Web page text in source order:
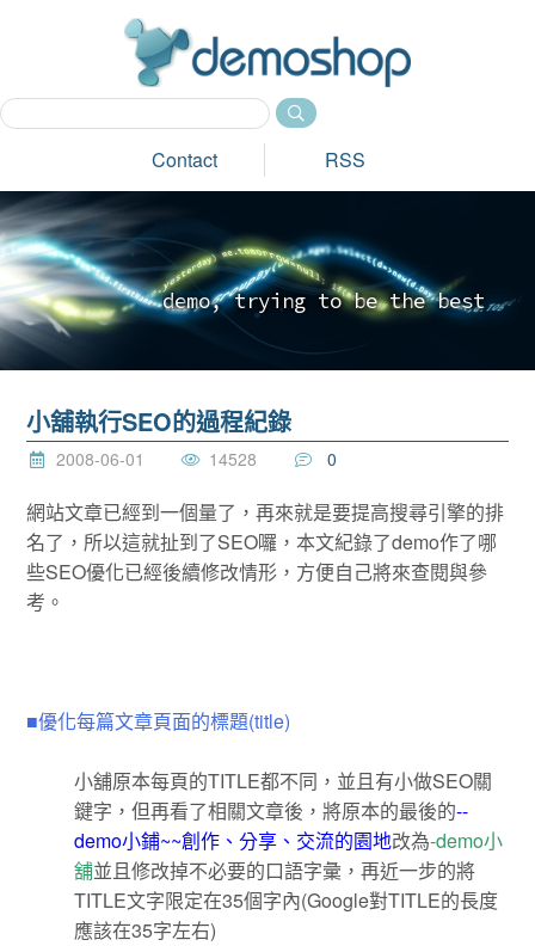
Contact RSS
demo, tryi ng to be the best_
小舖執行SEO的過程紀錄
2008-06-01 14528 0
網站文章已經到一個量了，再來就是要提高搜尋引擎的排
名了，所以這就扯到了SEO囉，本文紀錄了demo作了哪
些SEO優化已經後續修改情形，方便自己將來查閱與參
考。
■優化每篇文章頁面的標題(title)
小舖原本每頁的TITLE都不同，並且有小做SEO關
鍵字，但再看了相關文章後，將原本的最後的--
demo小鋪~~創作、分享、交流的園地改為-demo小
舖並且修改掉不必要的口語字彙，再近一步的將
TITLE文字限定在35個字內(Google對TITLE的長度
應該在35字左右)